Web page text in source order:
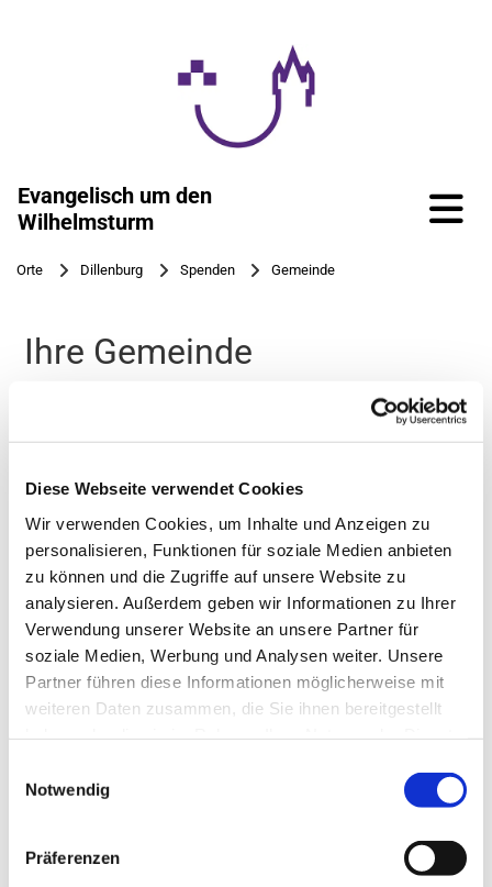
Diese Webseite verwendet Cookies
Wir verwenden Cookies, um Inhalte und Anzeigen zu
personalisieren, Funktionen für soziale Medien anbieten
zu können und die Zugriffe auf unsere Website zu
analysieren. Außerdem geben wir Informationen zu Ihrer
Verwendung unserer Website an unsere Partner für
soziale Medien, Werbung und Analysen weiter. Unsere
Partner führen diese Informationen möglicherweise mit
weiteren Daten zusammen, die Sie ihnen bereitgestellt
Notwendig
Präferenzen
Evangelisch um den
Wilhelmsturm
Orte Dillenburg Spenden Gemeinde
Ihre Gemeinde
Vielen Dank für Ihre Unterstützung! Ihre Spenden geht in
Gesamtkirchengemeinde um den Wilhelmsturm.